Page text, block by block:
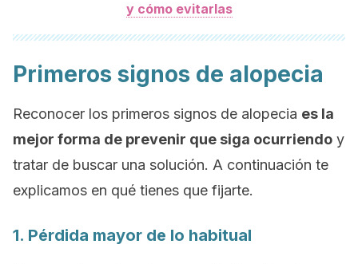
y cómo evitarlas
Primeros signos de alopecia
Reconocer los primeros signos de alopecia es la
mejor forma de prevenir que siga ocurriendo y
tratar de buscar una solución. A continuación te
explicamos en qué tienes que fijarte.
1. Pérdida mayor de lo habitual